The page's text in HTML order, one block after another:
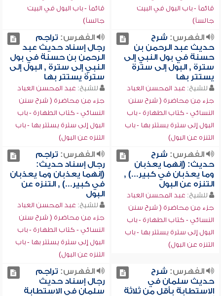
قائماً - باب البول في البيت
جالساً)
قائماً - باب البول في البيت
جالساً)
الفهرس: شرح
حديث عبد الرحمن بن
حسنة في بول النبي إلى
سترة , البول إلى سترة
يستتر بها
للشيخ: عبد المحسن العباد
جزء من محاضرة ( شرح سنن
النسائي - كتاب الطهارة - باب
البول إلى سترة يستتر بها - باب
التنزه عن البول)
الفهرس: تراجم
رجال إسناد حديث عبد
الرحمن بن حسنة في بول
النبي إلى سترة , البول إلى
سترة يستتر بها
للشيخ: عبد المحسن العباد
جزء من محاضرة ( شرح سنن
النسائي - كتاب الطهارة - باب
البول إلى سترة يستتر بها - باب
التنزه عن البول)
الفهرس: شرح
حديث: (إنهما يعذبان
وما يعذبان في كبير...) ,
التنزه عن البول
للشيخ: عبد المحسن العباد
جزء من محاضرة ( شرح سنن
النسائي - كتاب الطهارة - باب
البول إلى سترة يستتر بها - باب
التنزه عن البول)
الفهرس: تراجم
رجال إسناد حديث:
(إنهما يعذبان وما يعذبان
في كبير...) , التنزه عن
البول
للشيخ: عبد المحسن العباد
جزء من محاضرة ( شرح سنن
النسائي - كتاب الطهارة - باب
البول إلى سترة يستتر بها - باب
التنزه عن البول)
الفهرس: شرح
حديث سلمان في
الاستطابة بأقل من ثلاثة
الفهرس: تراجم
رجال إسناد حديث
سلمان في الاستطابة